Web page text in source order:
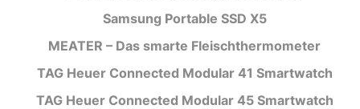
Samsung Portable SSD X5
MEATER – Das smarte Fleischthermometer
TAG Heuer Connected Modular 41 Smartwatch
TAG Heuer Connected Modular 45 Smartwatch